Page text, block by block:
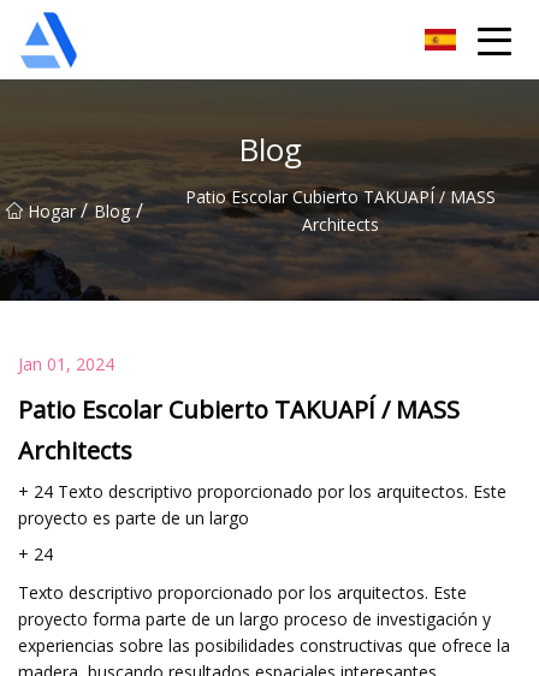
Blog
Hogar/ Blog /
Patio Escolar Cubierto TAKUAPÍ / MASS
Architects
Jan 01, 2024
Patio Escolar Cubierto TAKUAPÍ / MASS
Architects
+ 24 Texto descriptivo proporcionado por los arquitectos. Este
proyecto es parte de un largo
+ 24
Texto descriptivo proporcionado por los arquitectos. Este
proyecto forma parte de un largo proceso de investigación y
experiencias sobre las posibilidades constructivas que ofrece la